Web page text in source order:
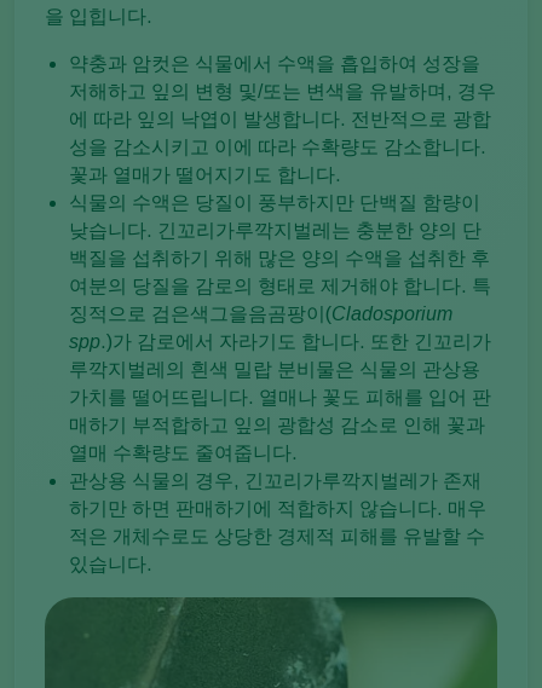
을 입힙니다.
약충과 암컷은 식물에서 수액을 흡입하여 성장을
저해하고 잎의 변형 및/또는 변색을 유발하며, 경우
에 따라 잎의 낙엽이 발생합니다. 전반적으로 광합
성을 감소시키고 이에 따라 수확량도 감소합니다.
꽃과 열매가 떨어지기도 합니다.
식물의 수액은 당질이 풍부하지만 단백질 함량이
낮습니다. 긴꼬리가루깍지벌레는 충분한 양의 단
백질을 섭취하기 위해 많은 양의 수액을 섭취한 후
여분의 당질을 감로의 형태로 제거해야 합니다. 특
징적으로 검은색그을음곰팡이(Cladosporium
spp.)가 감로에서 자라기도 합니다. 또한 긴꼬리가
루깍지벌레의 흰색 밀랍 분비물은 식물의 관상용
가치를 떨어뜨립니다. 열매나 꽃도 피해를 입어 판
매하기 부적합하고 잎의 광합성 감소로 인해 꽃과
열매 수확량도 줄여줍니다.
관상용 식물의 경우, 긴꼬리가루깍지벌레가 존재
하기만 하면 판매하기에 적합하지 않습니다. 매우
적은 개체수로도 상당한 경제적 피해를 유발할 수
있습니다.